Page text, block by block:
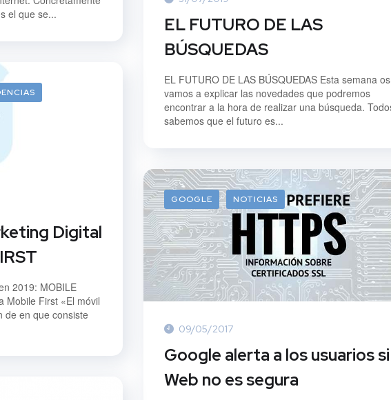
el que se...
EL FUTURO DE LAS
BÚSQUEDAS
EL FUTURO DE LAS BÚSQUEDAS Esta semana os
vamos a explicar las novedades que podremos
encontrar a la hora de realizar una búsqueda.
sabemos que el futuro es...
Digital
2019: MOBILE
Mobile First «El móvil
de en que consiste
GOOGLE NOTICIAS
09/05/2017
Google alerta a los usuarios
Web no es segura